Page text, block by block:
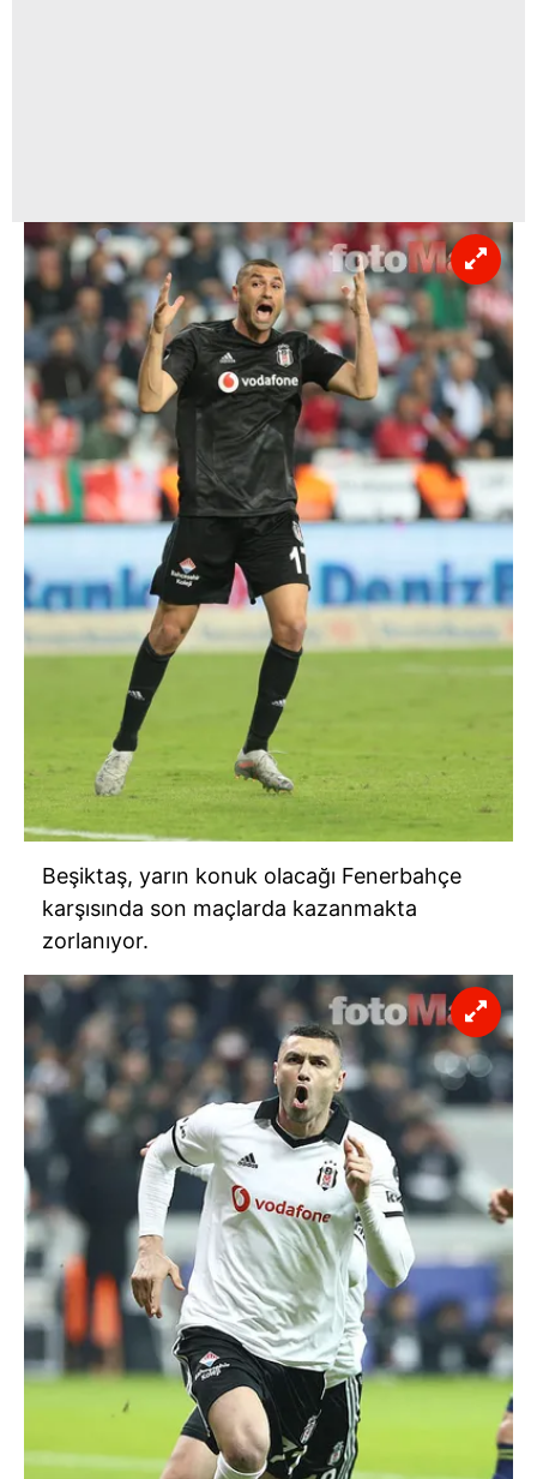
Beşiktaş, yarın konuk olacağı Fenerbahçe
karşısında son maçlarda kazanmakta
zorlanıyor.